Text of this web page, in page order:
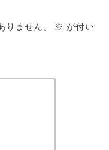
りません。 ※ が付い